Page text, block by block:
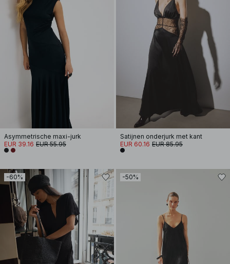
Asymmetrische maxi-jurk
EUR 39.16 EUR 55.95
Satijnen onderjurk met kant
EUR 60.16 EUR 85.95
-60% -50%